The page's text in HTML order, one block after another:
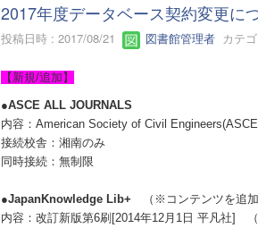
2017年度データベース契約変更に
投稿日時 : 2017/08/21 図書館管理者カテゴ
【新規/追加】
●ASCE ALL JOURNALS
内容：American Society of Civil
接続校舎：湘南のみ
同時接続：無制限
●JapanKnowledge Lib+ （※コンテンツを追
内容：改訂新版第6刷[2014年12月1日 平凡社]